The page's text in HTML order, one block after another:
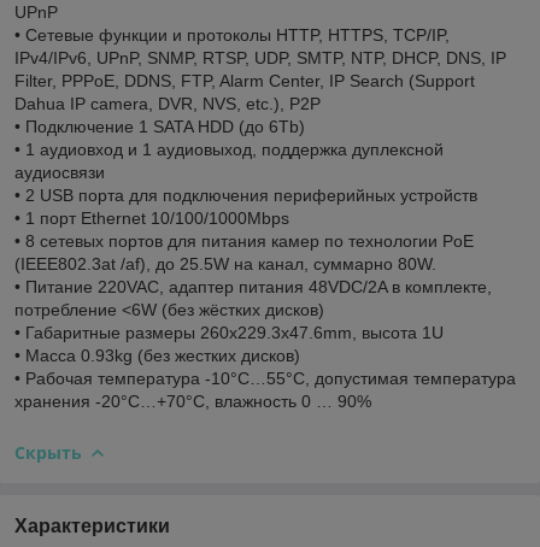
UPnP
• Сетевые функции и протоколы HTTP, HTTPS, TCP/IP,
IPv4/IPv6, UPnP, SNMP, RTSP, UDP, SMTP, NTP, DHCP, DNS, IP
Filter, PPPoE, DDNS, FTP, Alarm Center, IP Search (Support
Dahua IP camera, DVR, NVS, etc.), P2P
• Подключение 1 SATA HDD (до 6Tb)
• 1 аудиовход и 1 аудиовыход, поддержка дуплексной
аудиосвязи
• 2 USB порта для подключения периферийных устройств
• 1 порт Ethernet 10/100/1000Mbps
• 8 сетевых портов для питания камер по технологии PoE
(IEEE802.3at /af), до 25.5W на канал, суммарно 80W.
• Питание 220VAC, адаптер питания 48VDC/2A в комплекте,
потребление <6W (без жёстких дисков)
• Габаритные размеры 260х229.3х47.6mm, высота 1U
• Масса 0.93kg (без жестких дисков)
• Рабочая температура -10°C…55°C, допустимая температура
хранения -20°C…+70°C, влажность 0 … 90%
Скрыть
Характеристики